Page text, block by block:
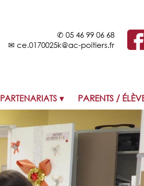
✆ 05 46 99 06 68
✉ ce.0170025k@ac-poitiers.fr
PARENTS /
PARTENARIATS